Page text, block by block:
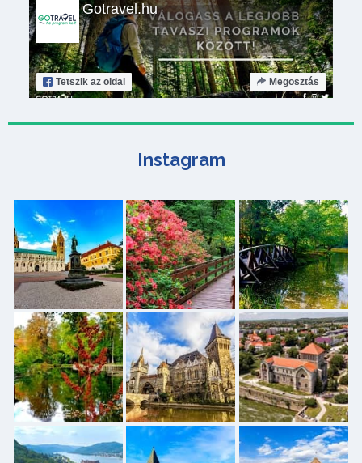
Gotravel.hu
Tetszik az oldal Megosztás
Instagram